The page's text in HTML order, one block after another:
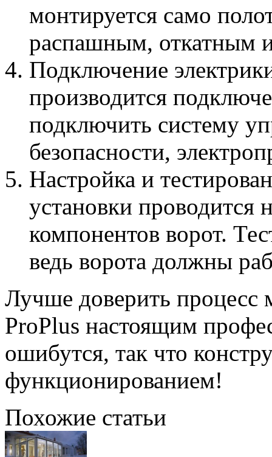
монтируется само
распашным, откатным
Подключение
производится
подключить систему
безопасности,
Настройка и
установки проводится
компонентов ворот.
ведь ворота должны
Лучше доверить
ProPlus настоящим
ошибутся, так что
функционированием!
Похожие статьи